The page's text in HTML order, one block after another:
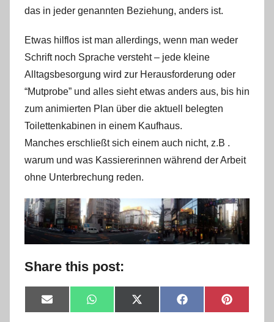
das in jeder genannten Beziehung, anders ist.
Etwas hilflos ist man allerdings, wenn man weder
Schrift noch Sprache versteht – jede kleine
Alltagsbesorgung wird zur Herausforderung oder
“Mutprobe” und alles sieht etwas anders aus, bis hin
zum animierten Plan über die aktuell belegten
Toilettenkabinen in einem Kaufhaus.
Manches erschließt sich einem auch nicht, z.B .
warum und was Kassiererinnen während der Arbeit
ohne Unterbrechung reden.
Share this post:
Share
on
E
m
Share
on
W
h
Share
on
X
(
Share
on
F
a
Share
on
P
i